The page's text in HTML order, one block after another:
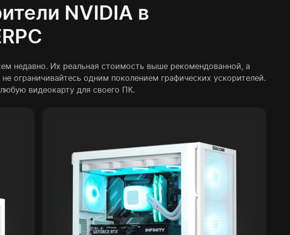
NVIDIA в
недавно. Их реальная стоимость выше рекомендованной, а
ограничивайтесь одним поколением графических ускорителей.
видеокарту для своего ПК.